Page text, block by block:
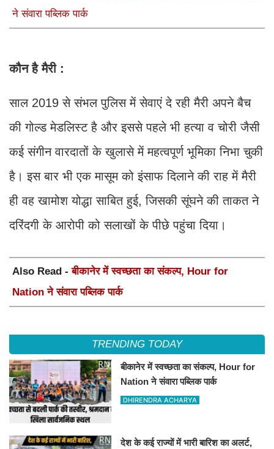
ने संवारा पब्लिक पार्क
कौन है मैरी :
साल 2019 से संभल पुलिस में सेवाएं दे रही मैरी अपने बैच
की गोल्ड मेडलिस्ट है और इससे पहले भी हत्या व चोरी जैसी
कई संगीन वारदातों के खुलासे में महत्वपूर्ण भूमिका निभा चुकी
है। इस बार भी एक मासूम को इंसाफ दिलाने की राह में मैरी
ही वह खामोश योद्धा साबित हुई, जिसकी सूंघने की ताकत ने
दरिंदगी के आरोपी को सलाखों के पीछे पहुंचा दिया।
Also Read -बीकानेर में स्वच्छता का संकल्प, Hour for
Nation ने संवारा पब्लिक पार्क
TRENDING TODAY
बीकानेर में स्वच्छता का संकल्प, Hour for
Nation ने संवारा पब्लिक पार्क
DHIRENDRA ACHARYA
देश के कई राज्यों में भारी बारिश का अलर्ट,